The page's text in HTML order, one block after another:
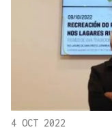
4 OCT 2022